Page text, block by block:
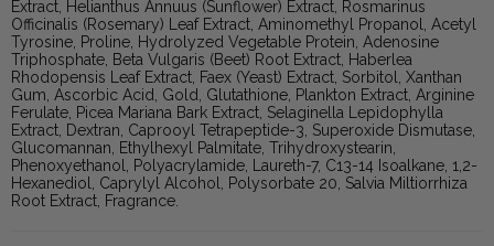
Extract, Helianthus Annuus (Sunflower) Extract, Rosmarinus
Officinalis (Rosemary) Leaf Extract, Aminomethyl Propanol, Acetyl
Tyrosine, Proline, Hydrolyzed Vegetable Protein, Adenosine
Triphosphate, Beta Vulgaris (Beet) Root Extract, Haberlea
Rhodopensis Leaf Extract, Faex (Yeast) Extract, Sorbitol, Xanthan
Gum, Ascorbic Acid, Gold, Glutathione, Plankton Extract, Arginine
Ferulate, Picea Mariana Bark Extract, Selaginella Lepidophylla
Extract, Dextran, Caprooyl Tetrapeptide-3, Superoxide Dismutase,
Glucomannan, Ethylhexyl Palmitate, Trihydroxystearin,
Phenoxyethanol, Polyacrylamide, Laureth-7, C13-14 Isoalkane, 1,2-
Hexanediol, Caprylyl Alcohol, Polysorbate 20, Salvia Miltiorrhiza
Root Extract, Fragrance.